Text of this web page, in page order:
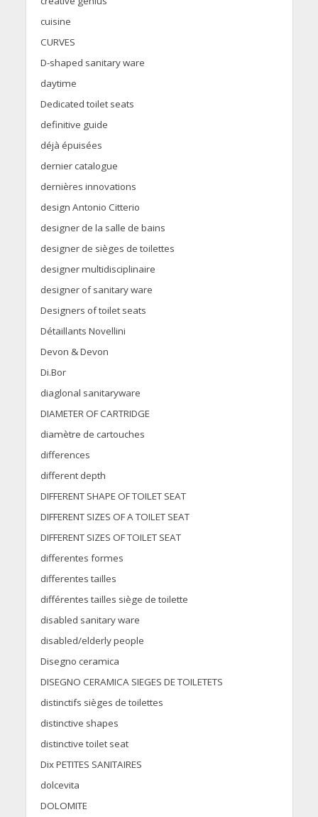
cuisine
CURVES
D-shaped sanitary ware
daytime
Dedicated toilet seats
definitive guide
déjà épuisées
dernier catalogue
dernières innovations
design Antonio Citterio
designer de la salle de bains
designer de sièges de toilettes
designer multidisciplinaire
designer of sanitary ware
Designers of toilet seats
Détaillants Novellini
Devon & Devon
Di.Bor
diaglonal sanitaryware
DIAMETER OF CARTRIDGE
diamètre de cartouches
differences
different depth
DIFFERENT SHAPE OF TOILET SEAT
DIFFERENT SIZES OF A TOILET SEAT
DIFFERENT SIZES OF TOILET SEAT
differentes formes
differentes tailles
différentes tailles siège de toilette
disabled sanitary ware
disabled/elderly people
Disegno ceramica
DISEGNO CERAMICA SIEGES DE TOILETETS
distinctifs sièges de toilettes
distinctive shapes
distinctive toilet seat
Dix PETITES SANITAIRES
dolcevita
DOLOMITE